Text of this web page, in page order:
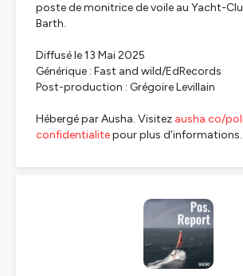
poste de monitrice de voile au Yacht-
Barth.
Diffusé le 13 Mai 2025
Générique : Fast and wild/EdRecords
Post-production : Grégoire Levillain
Hébergé par Ausha. Visitez ausha.co/
confidentialitepour plus d'informations.